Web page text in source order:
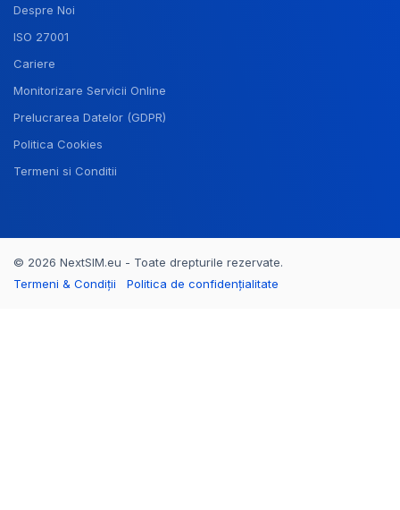
Despre Noi
ISO 27001
Cariere
Monitorizare Servicii Online
Prelucrarea Datelor (GDPR)
Politica Cookies
Termeni si Conditii
© 2026 NextSIM.eu - Toate drepturile rezervate.
Termeni & Condiții
Politica de confidențialitate